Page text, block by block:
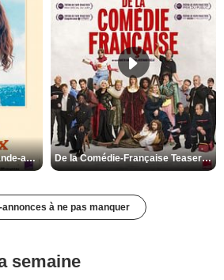
Les Matins merveilleux Bande-annonce VF De la Comédie-Française Teaser VF
annonces à ne pas manquer
semaine